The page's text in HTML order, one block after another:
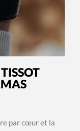
par cœur et la